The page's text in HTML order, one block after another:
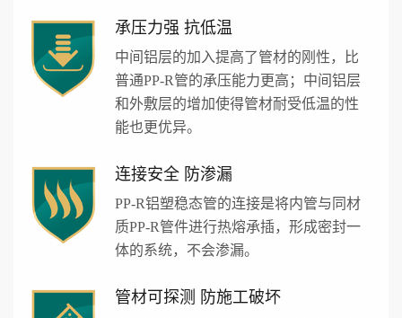
承压力强 抗低温
中间铝层的加入提高了管材的刚性，比
普通PP-R管的承压能力更高；中间铝层
和外敷层的增加使得管材耐受低温的性
能也更优异。
连接安全 防渗漏
PP-R铝塑稳态管的连接是将内管与同材
质PP-R管件进行热熔承插，形成密封一
体的系统，不会渗漏。
管材可探测 防施工破坏